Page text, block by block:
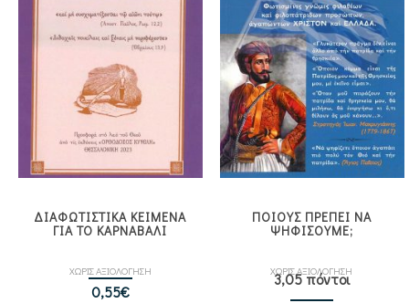
ΔΙΑΦΩΤΙΣΤΙΚΑ ΚΕΙΜΕΝΑ
ΓΙΑ ΤΟ ΚΑΡΝΑΒΑΛΙ
ΧΩΡΙΣ ΑΞΙΟΛΟΓΗΣΗ
0,55€
ΠΟΙΟΥΣ ΠΡΕΠΕΙ ΝΑ
ΨΗΦΙΣΟΥΜΕ;
ΧΩΡΙΣ ΑΞΙΟΛΟΓΗΣΗ
3,05 πόντοι